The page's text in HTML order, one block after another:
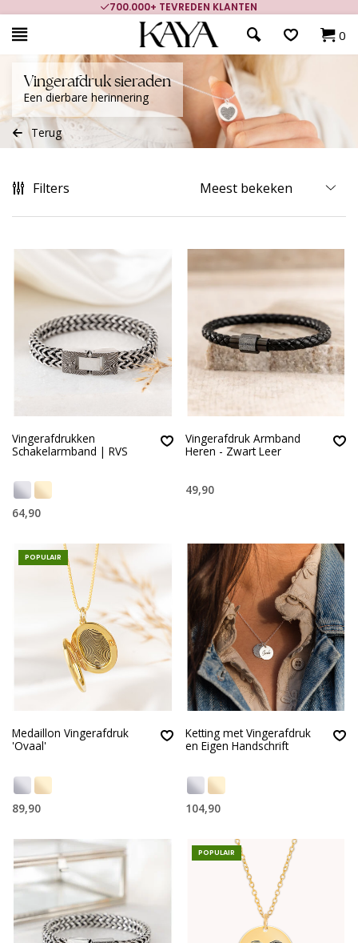
700.000+ TEVREDEN KLANTEN
0
Vingerafdruk sieraden
Een dierbare herinnering
Terug
Filters
Vingerafdrukken
Schakelarmband | RVS
64,90
Vingerafdruk Armband
Heren - Zwart Leer
49,90
POPULAIR
Medaillon Vingerafdruk
'Ovaal'
89,90
Ketting met Vingerafdruk
en Eigen Handschrift
104,90
POPULAIR